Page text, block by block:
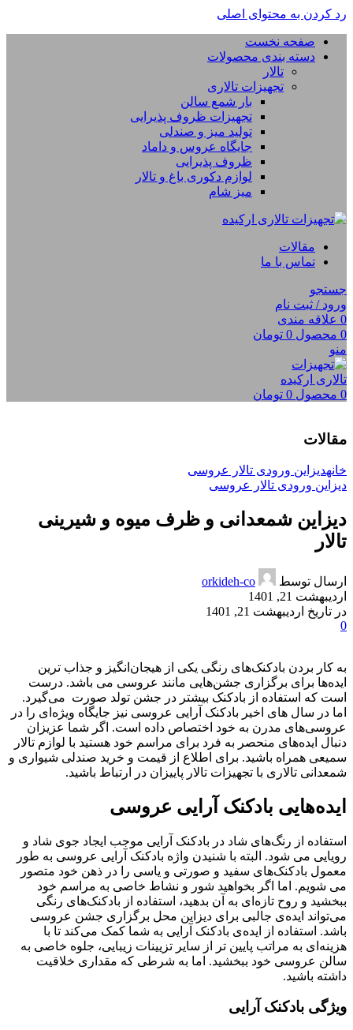
رد کردن به محتوای اصلی
صفحه نخست
دسته بندی محصولات
تالار
تجهیزات تالاری
بار شمع سالن
تجهیزات ظروف پذیرایی
تولید میز و صندلی
جایگاه عروس و داماد
ظروف پذیرایی
لوازم دکوری باغ و تالار
میز شام
مقالات
تماس با ما
جستجو
ورود / ثبت نام
0 علاقه مندی
0 محصول 0 تومان
منو
0 محصول 0 تومان
مقالات
خانهدیزاین ورودی تالار عروسی
دیزاین ورودی تالار عروسی
دیزاین شمعدانی و ظرف میوه و شیرینی
تالار
ارسال توسط
orkideh-co
اردیبهشت 21, 1401
در تاریخ اردیبهشت 21, 1401
0
به کار بردن بادکنک‌های رنگی یکی از هیجان‌انگیز و جذاب ترین
ایده‌ها برای برگزاری جشن‌هایی مانند عروسی می باشد. درست
است که استفاده از بادکنک بیشتر در جشن تولد صورت می‌گیرد.
اما در سال های اخیر بادکنک آرایی عروسی نیز جایگاه ویژه‌ای را در
عروسی‌های مدرن به خود اختصاص داده است. اگر شما عزیزان
دنبال ایده‌های منحصر به فرد برای مراسم خود هستید با لوازم تالار
سمیعی همراه باشید. برای اطلاع از قیمت و خرید صندلی شیواری و
شمعدانی تالاری با تجهیزات تالار پاییزان در ارتباط باشید.
ایده‌هایی بادکنک آرایی عروسی
استفاده از رنگ‌های شاد در بادکنک آرایی موجب ایجاد جوی شاد و
رویایی می شود. البته با شنیدن واژه بادکنک آرایی عروسی به طور
معمول بادکنک‌های سفید و صورتی و یاسی را در ذهن خود متصور
می شویم. اما اگر بخواهید شور و نشاط خاصی به مراسم خود
ببخشید و روح تازه‌ای به آن بدهید، استفاده از بادکنک‌های رنگی
می‌تواند ایده‌ی جالبی برای دیزاین محل برگزاری جشن عروسی
باشد. استفاده از ایده‌ی بادکنک آرایی به شما کمک می‌کند تا با
هزینه‌ای به مراتب پایین تر از سایر تزیینات زیبایی، جلوه خاصی به
سالن عروسی خود ببخشید. اما به شرطی که مقداری خلاقیت
داشته باشید.
ویژگی بادکنک آرایی